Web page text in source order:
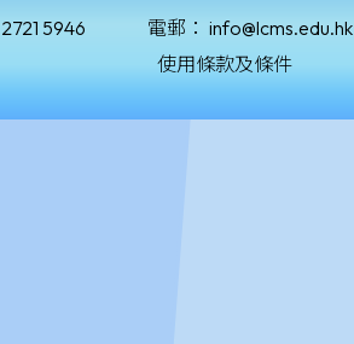
2721 5946 電郵： info@lcms.edu.hk
使用條款及條件